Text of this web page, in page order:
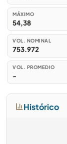
MÁXIMO
54,38
VOL. NOMINAL
753.972
VOL. PROMEDIO
-
Histórico